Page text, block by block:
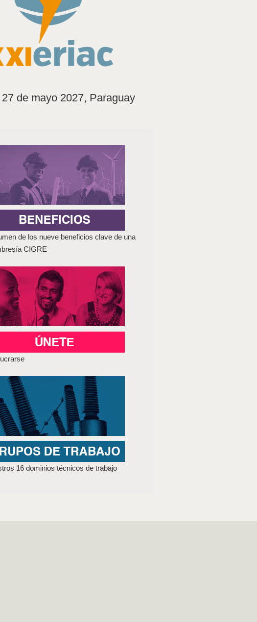
de mayo 2027, Paraguay
de los nueve beneficios clave de una
CIGRE
16 dominios técnicos de trabajo